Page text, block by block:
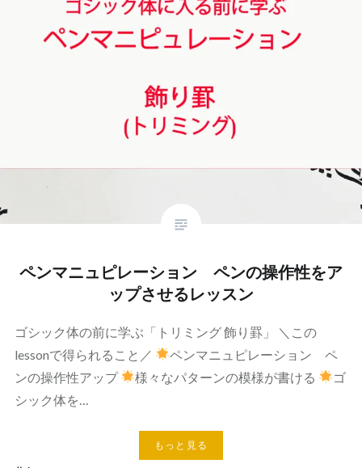
ペンマニュピレーション ペンの操作性をア
ップさせるレッスン
ゴシック体の前に学ぶ「トリミング 飾り罫」 ＼この
lessonで得られること／
ペンマニュピレーション ペ
ンの操作性アップ
様々なパターンの模様が書ける
ゴ
シック体を…
もっと見る